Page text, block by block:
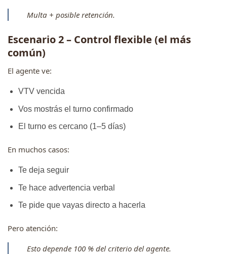
Multa + posible retención.
Escenario 2 – Control flexible (el más
común)
El agente ve:
VTV vencida
Vos mostrás el turno confirmado
El turno es cercano (1–5 días)
En muchos casos:
Te deja seguir
Te hace advertencia verbal
Te pide que vayas directo a hacerla
Pero atención:
Esto depende 100 % del criterio del agente.